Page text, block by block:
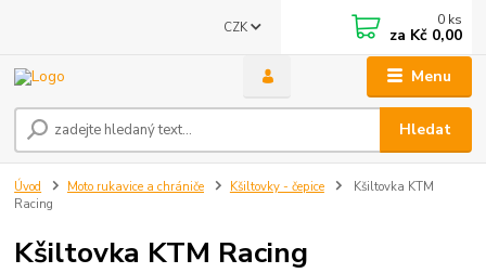
Menu
CZK
Hledat
0 ks
za Kč 0,00
Úvod Moto rukavice a chrániče Kšiltovky - čepice
Kšiltovka KTM
Racing
Kšiltovka KTM Racing